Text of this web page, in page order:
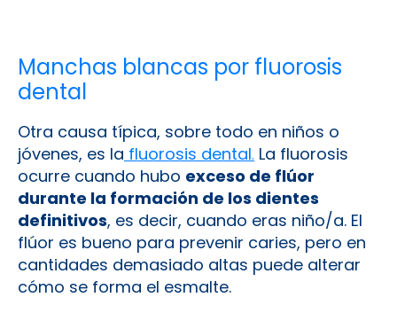
Manchas blancas por fluorosis
dental
Otra causa típica, sobre todo en niños o
jóvenes, es la fluorosis dental. La fluorosis
ocurre cuando hubo exceso de flúor
durante la formación de los dientes
definitivos, es decir, cuando eras niño/a. El
flúor es bueno para prevenir caries, pero en
cantidades demasiado altas puede alterar
cómo se forma el esmalte.